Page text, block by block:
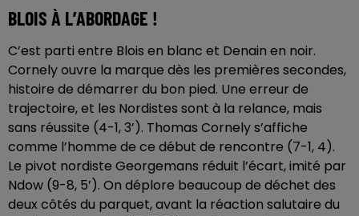
BLOIS À L’ABORDAGE !
C’est parti entre Blois en blanc et Denain en noir.
Cornely ouvre la marque dès les premières secondes,
histoire de démarrer du bon pied. Une erreur de
trajectoire, et les Nordistes sont à la relance, mais
sans réussite (4-1, 3’). Thomas Cornely s’affiche
comme l’homme de ce début de rencontre (7-1, 4).
Le pivot nordiste Georgemans réduit l’écart, imité par
Ndow (9-8, 5’). On déplore beaucoup de déchet des
deux côtés du parquet, avant la réaction salutaire du